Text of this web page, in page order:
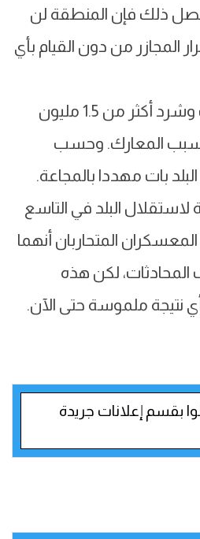
ذلك فإن المنطقة لن
المجازر من دون القيام بأي
وقضى عشرات الآلاف وشرد أكثر من 1.5 مليون
المعارك. وحسب
بات مهددا بالمجاعة.
لاستقلال البلد في التاسع
المتحاربان أنهما
المحادثات، لكن هذه
نتيجة ملموسة حتى الآن.
بقسم إعلانات جريدة